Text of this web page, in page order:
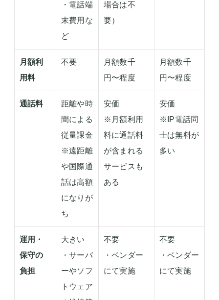
・電話端
末費用な
ど
場合は不
要）
月額利
用料
不要
月額数千
円〜程度
月額数千
円〜程度
通話料
距離や時
間による
従量課金
※遠距離
や国際通
話は高額
になりが
ち
安価
※月額利用
料に通話料
が含まれる
サービスも
ある
安価
※IP電話同
士は無料が
多い
運用・
保守の
負担
大きい
・サーバ
ーやソフ
トウェア
不要
・ベンダー
にて実施
不要
・ベンダー
にて実施